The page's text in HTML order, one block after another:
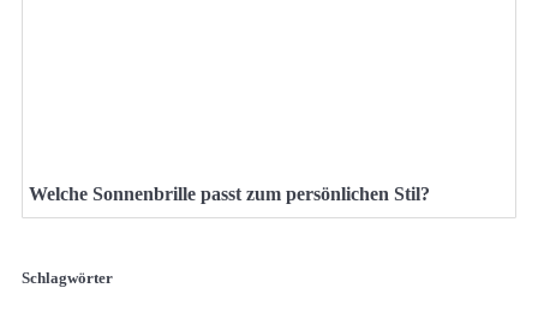
Welche Sonnenbrille passt zum persönlichen Stil?
Schlagwörter